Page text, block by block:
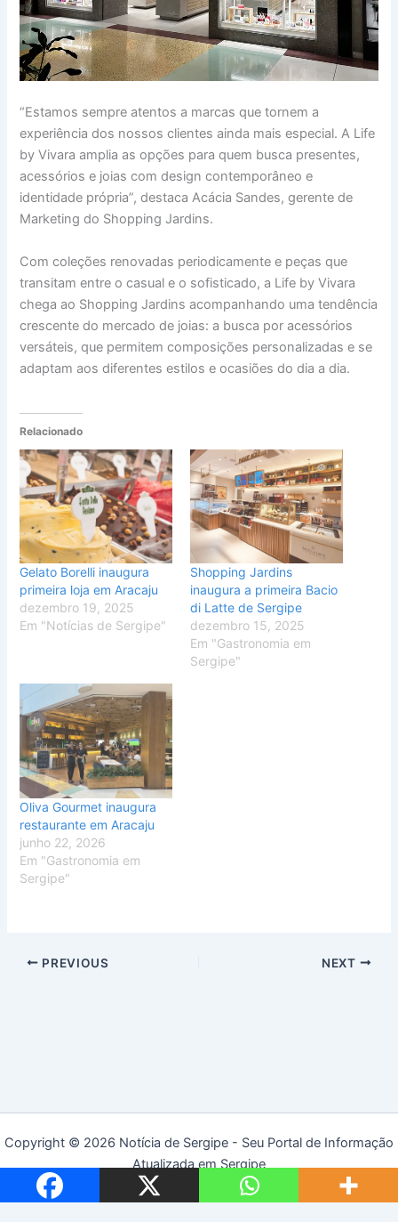
“Estamos sempre atentos a marcas que tornem a
experiência dos nossos clientes ainda mais especial. A Life
by Vivara amplia as opções para quem busca presentes,
acessórios e joias com design contemporâneo e
identidade própria”, destaca Acácia Sandes, gerente de
Marketing do Shopping Jardins.
Com coleções renovadas periodicamente e peças que
transitam entre o casual e o sofisticado, a Life by Vivara
chega ao Shopping Jardins acompanhando uma tendência
crescente do mercado de joias: a busca por acessórios
versáteis, que permitem composições personalizadas e se
adaptam aos diferentes estilos e ocasiões do dia a dia.
Relacionado
Gelato Borelli inaugura
primeira loja em Aracaju
dezembro 19, 2025
Em "Notícias de Sergipe"
Shopping Jardins
inaugura a primeira Bacio
di Latte de Sergipe
dezembro 15, 2025
Em "Gastronomia em
Sergipe"
Oliva Gourmet inaugura
restaurante em Aracaju
junho 22, 2026
Em "Gastronomia em
Sergipe"
PREVIOUS NEXT
Copyright © 2026 Notícia de Sergipe - Seu Portal de Informação
Atualizada em Sergipe